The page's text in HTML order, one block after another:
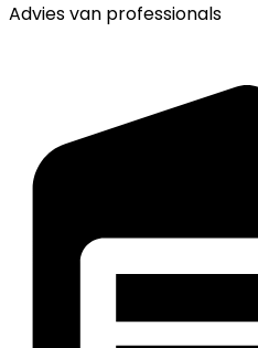
Advies van professionals